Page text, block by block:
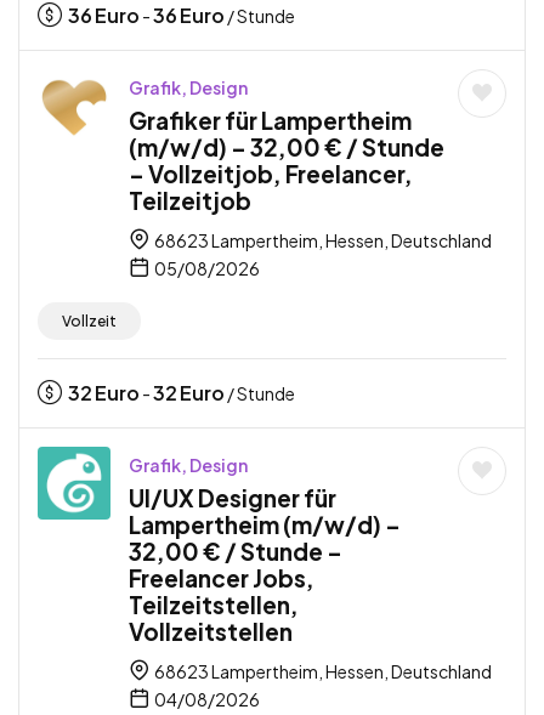
36Euro -36Euro / Stunde
Grafik, Design
Grafiker für Lampertheim
(m/w/d) – 32,00 € / Stunde
– Vollzeitjob, Freelancer,
Teilzeitjob
68623 Lampertheim, Hessen, Deutschland
05/08/2026
Vollzeit
32Euro -32Euro / Stunde
Grafik, Design
UI/UX Designer für
Lampertheim (m/w/d) –
32,00 € / Stunde –
Freelancer Jobs,
Teilzeitstellen,
Vollzeitstellen
68623 Lampertheim, Hessen, Deutschland
04/08/2026